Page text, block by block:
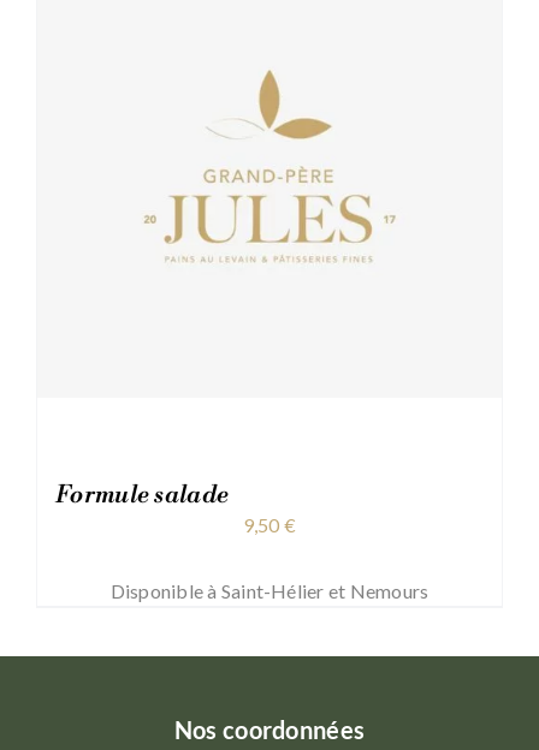
Formule salade
9,50 €
Disponible à Saint-Hélier et Nemours
Nos coordonnées